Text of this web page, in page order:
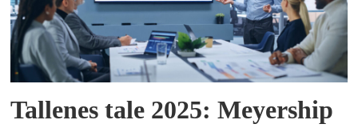
Tallenes tale 2025: Meyership